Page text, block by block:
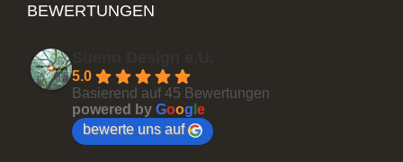
BEWERTUNGEN
5.0
Basierend auf 45 Bewertungen
powered by Goog e
bewerte uns auf